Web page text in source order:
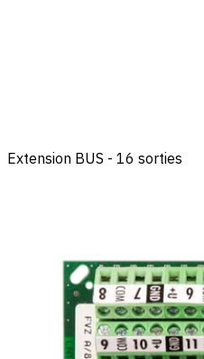
Extension BUS - 16 sorties